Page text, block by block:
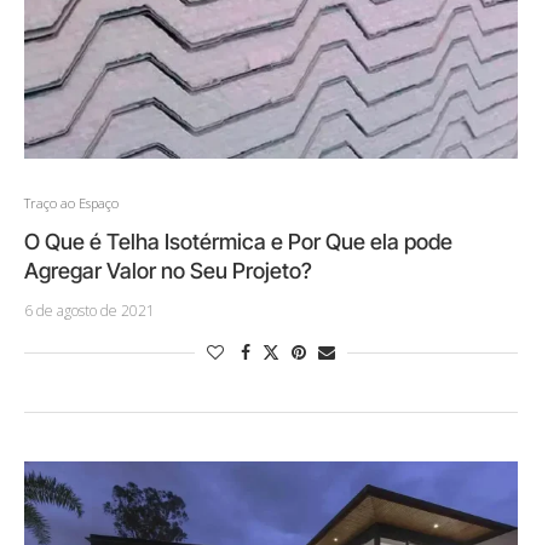
Traço ao Espaço
O Que é Telha Isotérmica e Por Que ela pode
Agregar Valor no Seu Projeto?
6 de agosto de 2021